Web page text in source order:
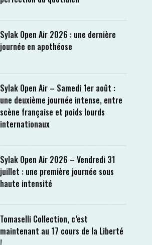
Sylak Open Air 2026 : une dernière
journée en apothéose
Sylak Open Air – Samedi 1er août :
une deuxième journée intense, entre
scène française et poids lourds
internationaux
Sylak Open Air 2026 – Vendredi 31
juillet : une première journée sous
haute intensité
Tomaselli Collection, c’est
maintenant au 17 cours de la Liberté